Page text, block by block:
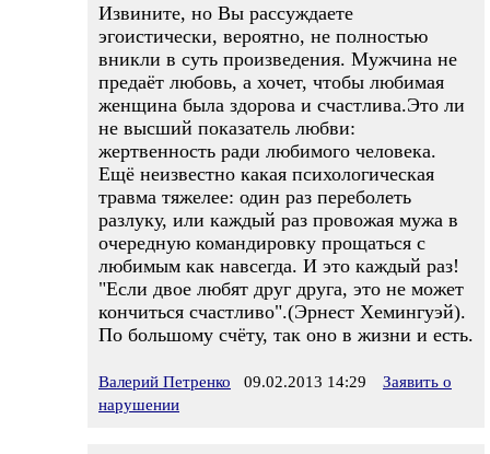
Извините, но Вы рассуждаете
эгоистически, вероятно, не полностью
вникли в суть произведения. Мужчина не
предаёт любовь, а хочет, чтобы любимая
женщина была здорова и счастлива.Это ли
не высший показатель любви:
жертвенность ради любимого человека.
Ещё неизвестно какая психологическая
травма тяжелее: один раз переболеть
разлуку, или каждый раз провожая мужа в
очередную командировку прощаться с
любимым как навсегда. И это каждый раз!
"Если двое любят друг друга, это не может
кончиться счастливо".(Эрнест Хемингуэй).
По большому счёту, так оно в жизни и есть.
Валерий Петренко 09.02.2013 14:29
Заявить о
нарушении